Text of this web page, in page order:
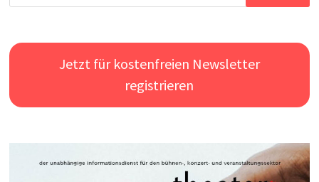
Jetzt für kostenfreien Newsletter
registrieren